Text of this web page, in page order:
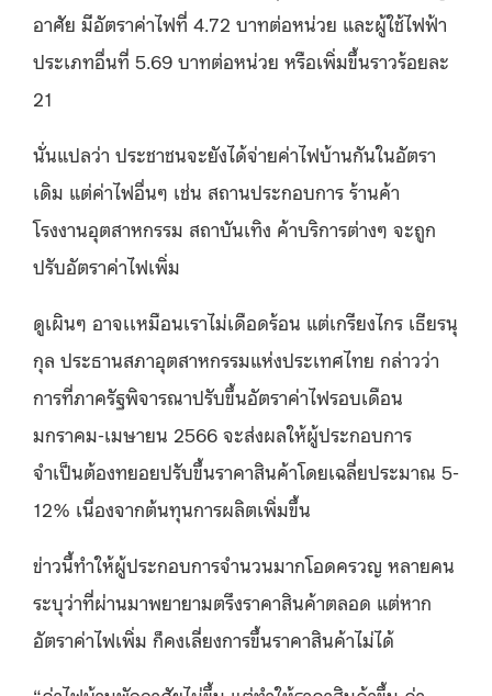
อาศัย มีอัตราค่าไฟที่ 4.72 บาทต่อหน่วย และผู้ใช้ไฟฟ้า
ประเภทอื่นที่ 5.69 บาทต่อหน่วย หรือเพิ่มขึ้นราวร้อยละ
21
นั่นแปลว่า ประชาชนจะยังได้จ่ายค่าไฟบ้านกันในอัตรา
เดิม แต่ค่าไฟอื่นๆ เช่น สถานประกอบการ ร้านค้า
โรงงานอุตสาหกรรม สถาบันเทิง ค้าบริการต่างๆ จะถูก
ปรับอัตราค่าไฟเพิ่ม
ดูเผินๆ อาจเเหมือนเราไม่เดือดร้อน แต่เกรียงไกร เธียรนุ
กุล ประธานสภาอุตสาหกรรมแห่งประเทศไทย กล่าวว่า
การที่ภาครัฐพิจารณาปรับขึ้นอัตราค่าไฟรอบเดือน
มกราคม-เมษายน 2566 จะส่งผลให้ผู้ประกอบการ
จำเป็นต้องทยอยปรับขึ้นราคาสินค้าโดยเฉลี่ยประมาณ 5-
12% เนื่องจากต้นทุนการผลิตเพิ่มขึ้น
ข่าวนี้ทำให้ผู้ประกอบการจำนวนมากโอดครวญ หลายคน
ระบุว่าที่ผ่านมาพยายามตรึงราคาสินค้าตลอด แต่หาก
อัตราค่าไฟเพิ่ม ก็คงเลี่ยงการขึ้นราคาสินค้าไม่ได้